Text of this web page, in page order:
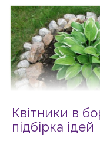
Квітники в
підбірка ідей